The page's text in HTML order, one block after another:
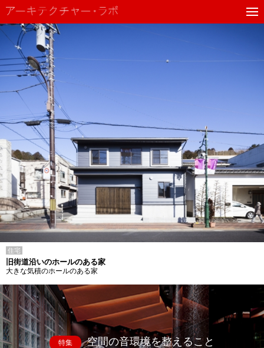
住宅
旧街道沿いのホールのある家
大きな気積のホールのある家
特集 空間の音環境を整えること